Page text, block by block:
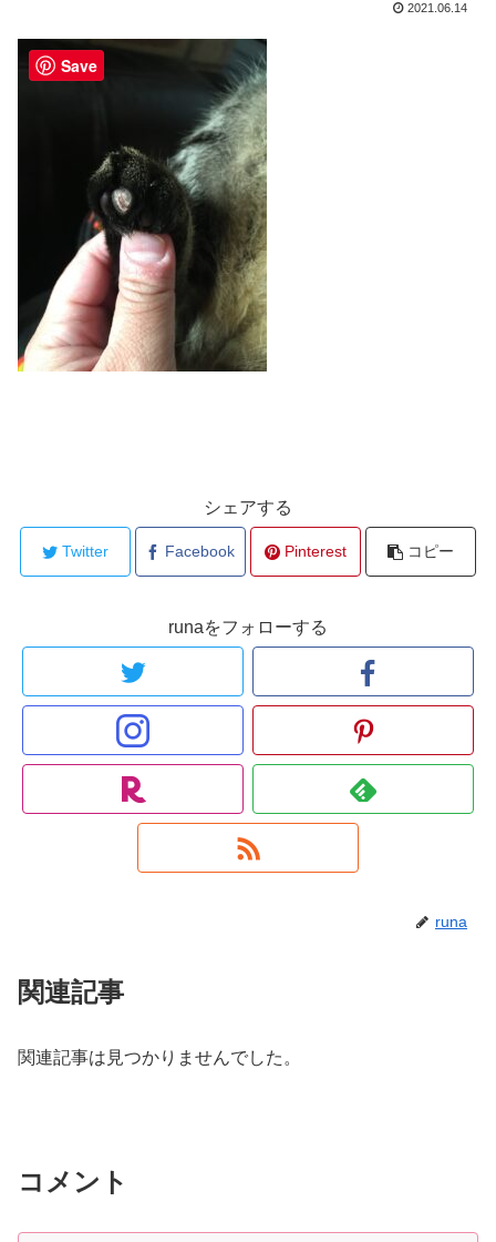
2021.06.14
シェアする
Twitter Facebook Pinterest コピー
runaをフォローする
runa
関連記事
関連記事は見つかりませんでした。
コメント
Save